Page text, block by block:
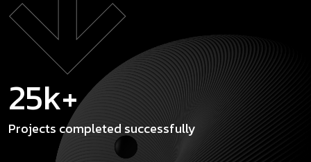
25k+
Projects completed successfully